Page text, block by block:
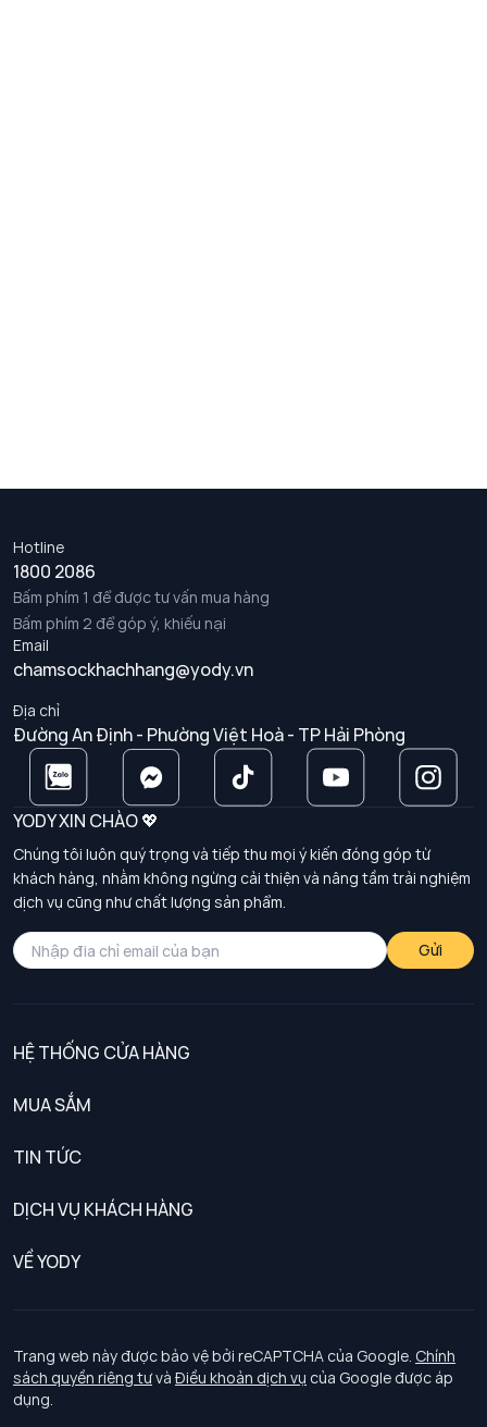
Hotline
1800 2086
Bấm phím 1 để được tư vấn mua hàng
Bấm phím 2 để góp ý, khiếu nại
Email
chamsockhachhang@yody.vn
Địa chỉ
Đường An Định - Phường Việt Hoà - TP Hải Phòng
YODY XIN CHÀO 💖
Chúng tôi luôn quý trọng và tiếp thu mọi ý kiến đóng góp từ
khách hàng, nhằm không ngừng cải thiện và nâng tầm trải nghiệm
dịch vụ cũng như chất lượng sản phẩm.
Gửi
HỆ THỐNG CỬA HÀNG
MUA SẮM
TIN TỨC
DỊCH VỤ KHÁCH HÀNG
Chính sách khách hàng thân thiết
Chính sách bảo vệ dữ liệu cá nhân
Chính sách thanh toán, giao nhận
VỀ YODY
Tuyển dụng
Trang web này được bảo vệ bởi reCAPTCHA của Google. Chính
sách quyền riêng tưvà Điều khoản dịch vụ của Google được áp
dụng.